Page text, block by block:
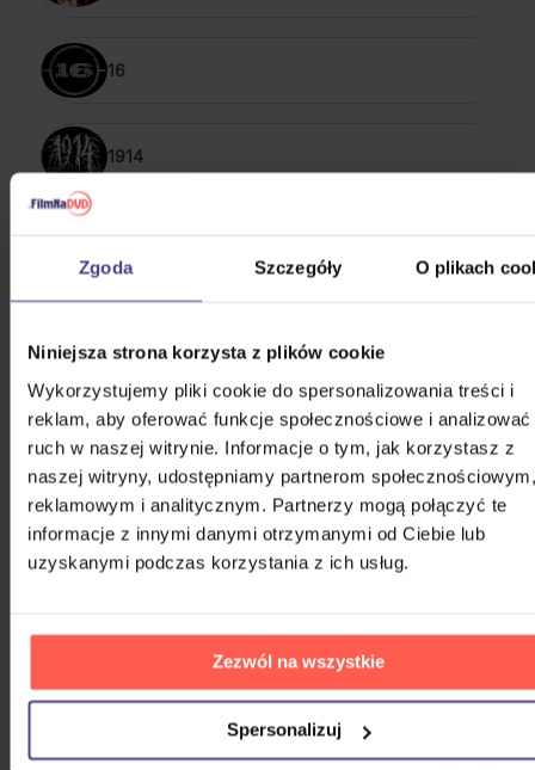
Zgoda Szczegóły O plikach
Niniejsza strona korzysta z plików cookie
Wykorzystujemy pliki cookie do spersonalizowania treści i
reklam, aby oferować funkcje społecznościowe i analizować
ruch w naszej witrynie. Informacje o tym, jak korzystasz z
naszej witryny, udostępniamy partnerom społecznościowym,
reklamowym i analitycznym. Partnerzy mogą połączyć te
informacje z innymi danymi otrzymanymi od Ciebie lub
uzyskanymi podczas korzystania z ich usług.
Zezwól na wszystkie
Spersonalizuj
16
1914
POKAŻ WSZYSTKIE
POP & ROCK 2012 - 2022
Kabát: Original Albums Vol. 1
4CD
Stray Kids: Maxident
CD